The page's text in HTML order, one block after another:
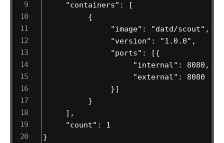
     "containers": [
          {
               "image": "datd/scout",
               "version": "1.0.0",
               "ports": [{
                    "internal": 8080,
                    "external": 8080
               }]
          }
     ],
     "count": 1
}